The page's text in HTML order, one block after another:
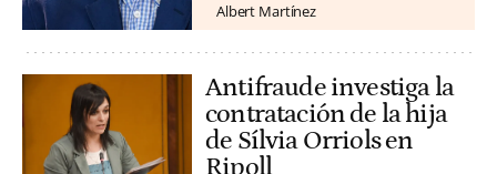
Albert Martínez
Antifraude investiga la
contratación de la hija
de Sílvia Orriols en
Ripoll